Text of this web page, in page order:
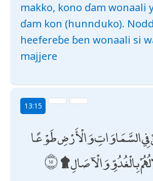
makko, kono ɗam wonaali
ɗam kon (hunnduko).
heefereɓe ɓen wonaali si
majjere
13:15
فِي السَّمَاوَاتِ وَالْأَرْضِ طَوْعًا
بِالْغُدُوِّ وَالْآصَالِ ۩